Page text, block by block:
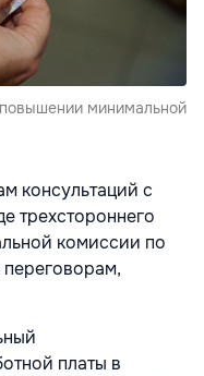
минимальной
консультаций с
трехстороннего
комиссии по
платы в